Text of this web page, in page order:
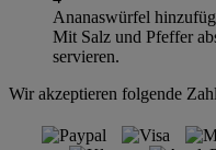
Ananaswürfel
Mit Salz und Pfeffer
servieren.
Wir akzeptieren folgende